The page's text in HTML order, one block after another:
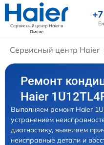
Сервисный центр Haierв
Омске
Сервисный центр Haier
Ремонт
Haier
Выполняем ремонт Haier
устранением
диагностику, выявляем
неисправные детали и